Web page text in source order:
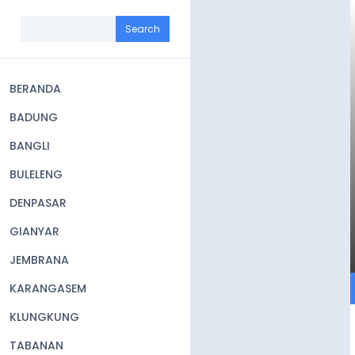
navigation
BERANDA
BADUNG
BANGLI
BULELENG
DENPASAR
GIANYAR
JEMBRANA
KARANGASEM
KLUNGKUNG
TABANAN